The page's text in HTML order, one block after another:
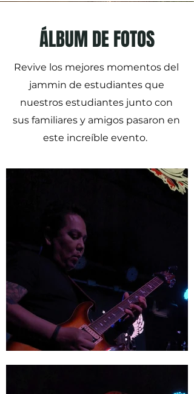
ÁLBUM DE FOTOS
Revive los mejores momentos del
jammin de estudiantes que
nuestros estudiantes junto con
sus familiares y amigos pasaron en
este increíble evento.